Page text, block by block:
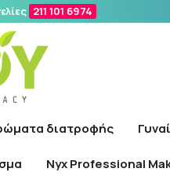
211 101 6974
διατροφής
Nyx Professional
ευαίσθητης περιοχής